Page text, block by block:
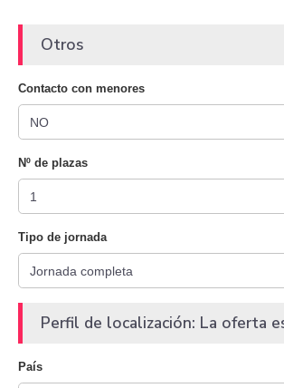
Otros
Contacto con menores
Nº de plazas
Tipo de jornada
Perfil de localización: La oferta
País